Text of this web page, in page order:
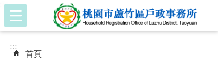
跳到主要內容區塊
:::
:::
首頁